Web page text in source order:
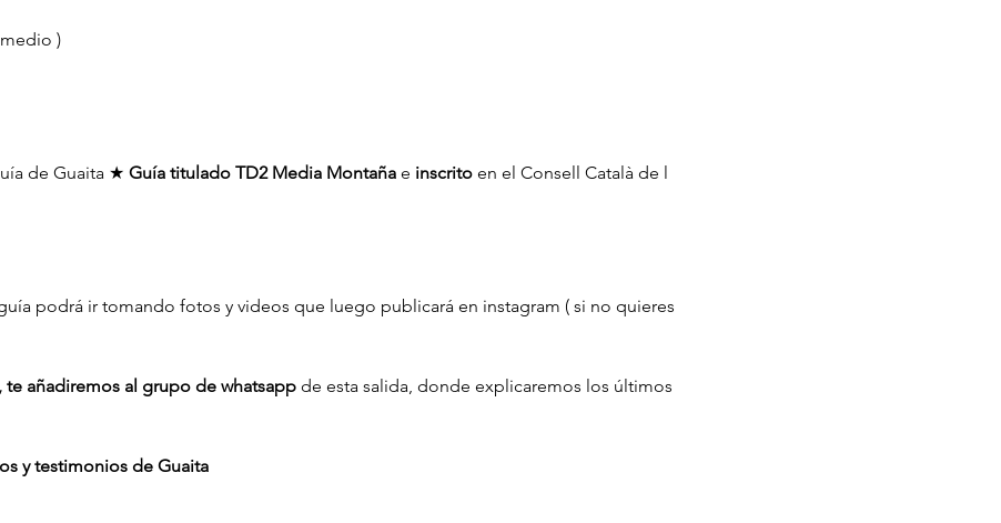
)
de Guaita ★ Guía titulado TD2 Media Montaña e inscrito en el Consell Català de l
podrá ir tomando fotos y videos que luego publicará en instagram ( si no quieres
añadiremos al grupo de whatsapp de esta salida, donde explicaremos los últimos
y testimonios de Guaita